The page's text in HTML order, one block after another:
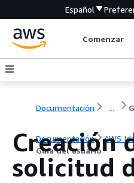
Español
Comenzar
Documentación ...
Documentación
AWS
Guía del usuario
Creación
solicitud